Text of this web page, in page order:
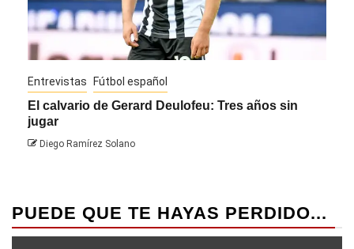
Entrevistas Fútbol español
El calvario de Gerard Deulofeu: Tres años sin
jugar
Diego Ramírez Solano
PUEDE QUE TE HAYAS PERDIDO...